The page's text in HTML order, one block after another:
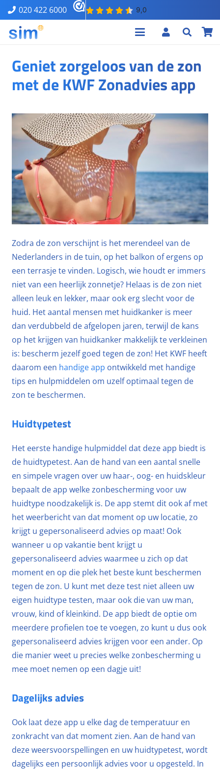
020 422 6000
Geniet zorgeloos van de zon
met de KWF Zonadvies app
Zodra de zon verschijnt is het merendeel van de
Nederlanders in de tuin, op het balkon of ergens op
een terrasje te vinden. Logisch, wie houdt er immers
niet van een heerlijk zonnetje? Helaas is de zon niet
alleen leuk en lekker, maar ook erg slecht voor de
huid. Het aantal mensen met huidkanker is meer
dan verdubbeld de afgelopen jaren, terwijl de kans
op het krijgen van huidkanker makkelijk te verkleinen
is: bescherm jezelf goed tegen de zon! Het KWF heeft
daarom een handige app ontwikkeld met handige
tips en hulpmiddelen om uzelf optimaal tegen de
zon te beschermen.
Huidtypetest
Het eerste handige hulpmiddel dat deze app biedt is
de huidtypetest. Aan de hand van een aantal snelle
en simpele vragen over uw haar-, oog- en huidskleur
bepaalt de app welke zonbescherming voor uw
huidtype noodzakelijk is. De app stemt dit ook af met
het weerbericht van dat moment op uw locatie, zo
krijgt u gepersonaliseerd advies op maat! Ook
wanneer u op vakantie bent krijgt u
gepersonaliseerd advies waarmee u zich op dat
moment en op die plek het beste kunt beschermen
tegen de zon. U kunt met deze test niet alleen uw
eigen huidtype testen, maar ook die van uw man,
vrouw, kind of kleinkind. De app biedt de optie om
meerdere profielen toe te voegen, zo kunt u dus ook
gepersonaliseerd advies krijgen voor een ander. Op
die manier weet u precies welke zonbescherming u
mee moet nemen op een dagje uit!
Dagelijks advies
Ook laat deze app u elke dag de temperatuur en
zonkracht van dat moment zien. Aan de hand van
deze weersvoorspellingen en uw huidtypetest, wordt
dagelijks een persoonlijk advies voor u opgesteld. In